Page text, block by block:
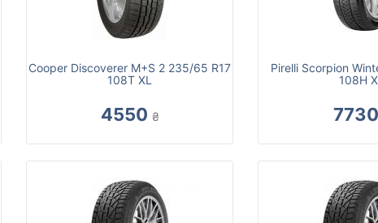
Cooper Discoverer M+S 2 235/65 R17
108T XL
4550 ₴
Pirelli Scorpion
108H
7730